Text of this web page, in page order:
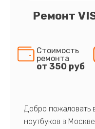
Ремонт
Стоимость
ремонта
от 350 руб
Добро пожаловать
ноутбуков в